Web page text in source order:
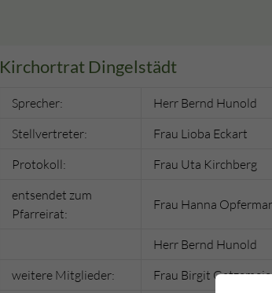
Kirchortrat Dingelstädt
Sprecher:
Herr Bernd Hunold
Stellvertreter:
Frau Lioba Eckart
Protokoll:
Frau Uta Kirchberg
entsendet zum
Pfarreirat:
Frau Hanna
Herr Bernd Hunold
weitere Mitglieder:
Frau Birgit